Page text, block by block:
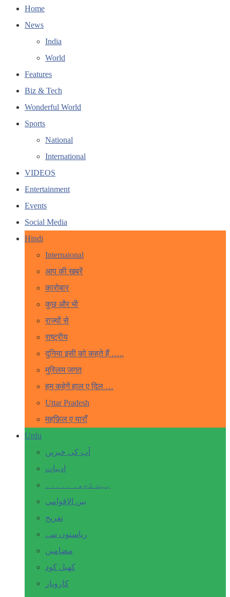
Home
News
India
World
Features
Biz & Tech
Wonderful World
Sports
National
International
VIDEOS
Entertainment
Events
Social Media
Hindi
Internaional
आप की खबरें
कारोबार
कुछ और भी
राज्यों से
राष्ट्रीय
दुनिया इसी को कहते हैं …..
मुस्लिम जगत
हम कहेगें हाल ए दिल …
Uttar Pradesh
महफ़िल ए याराँ
Urdu
آپ کی خبریں
ادبیات
بہت کچھ۔ ۔۔۔۔۔
بین الاقوامی
تفریح
ریاستوں سے
مضامین
کھیل کود
کاروبار